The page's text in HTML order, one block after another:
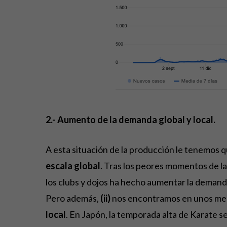
2.- Aumento de la demanda global y local.
A esta situación de la producción le tenemos
escala global. Tras los peores momentos de
los clubs y dojos ha hecho aumentar la
Pero además, (ii)nos encontramos en unos
local. En Japón, la temporada alta de Karate